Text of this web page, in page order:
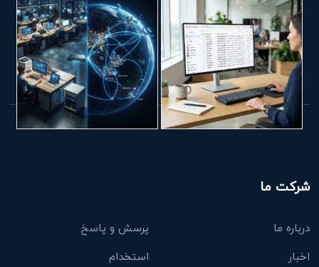
شرکت ما
درباره ما
پرسش و پاسخ
اخبار
استخدام